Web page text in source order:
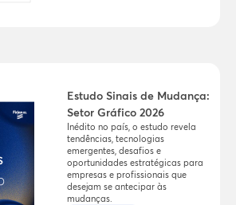
Estudo Sinais de Mudança:
Setor Gráfico 2026
Inédito no país, o estudo revela
tendências, tecnologias
emergentes, desafios e
oportunidades estratégicas para
empresas e profissionais que
desejam se antecipar às
mudanças.